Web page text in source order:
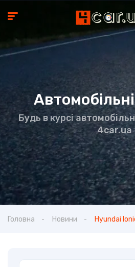
Будь в курсі
4car.ua
Головна Новини Hyundai